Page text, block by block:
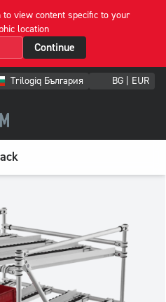
view content specific to your
location
Continue
Trilogiq България BG | EUR